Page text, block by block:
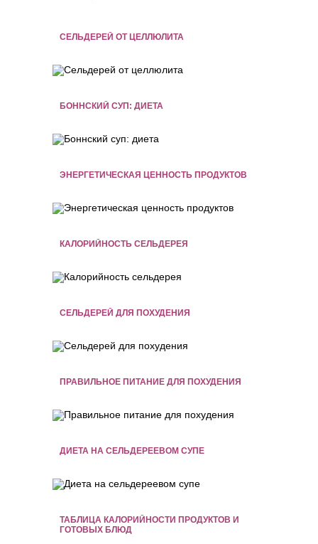
СЕЛЬДЕРЕЙ ОТ ЦЕЛЛЮЛИТА
БОННСКИЙ СУП: ДИЕТА
ЭНЕРГЕТИЧЕСКАЯ ЦЕННОСТЬ ПРОДУКТОВ
КАЛОРИЙНОСТЬ СЕЛЬДЕРЕЯ
СЕЛЬДЕРЕЙ ДЛЯ ПОХУДЕНИЯ
ПРАВИЛЬНОЕ ПИТАНИЕ ДЛЯ ПОХУДЕНИЯ
ДИЕТА НА СЕЛЬДЕРЕЕВОМ СУПЕ
ТАБЛИЦА КАЛОРИЙНОСТИ ПРОДУКТОВ И
ГОТОВЫХ БЛЮД